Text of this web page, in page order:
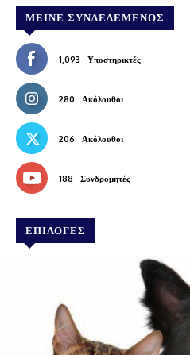
ΜΕΊΝΕ ΣΥΝΔΕΔΕΜΈΝΟΣ
1,093 Υποστηρικτές
280 Ακόλουθοι
206 Ακόλουθοι
188 Συνδρομητές
ΕΠΙΛΟΓΕΣ